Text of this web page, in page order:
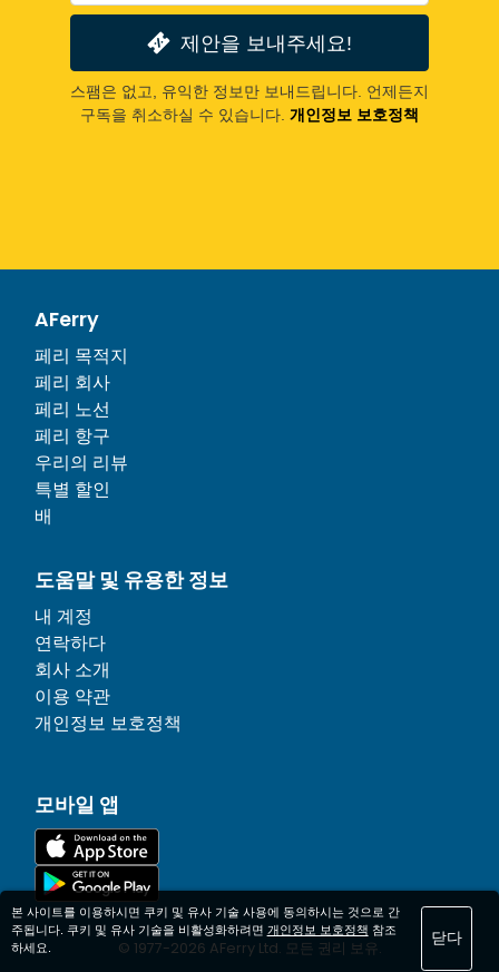
제안을 보내주세요!
스팸은 없고, 유익한 정보만 보내드립니다. 언제든지
구독을 취소하실 수 있습니다. 개인정보 보호정책
AFerry
페리 목적지
페리 회사
페리 노선
페리 항구
우리의 리뷰
특별 할인
배
도움말 및 유용한 정보
내 계정
연락하다
회사 소개
이용 약관
개인정보 보호정책
모바일 앱
© 1977-2026 AFerry Ltd. 모든 권리 보유.
본 사이트를 이용하시면 쿠키 및 유사 기술 사용에 동의하시는 것으로 간
주됩니다. 쿠키 및 유사 기술을 비활성화하려면 개인정보 보호정책 참조
하세요.
닫다